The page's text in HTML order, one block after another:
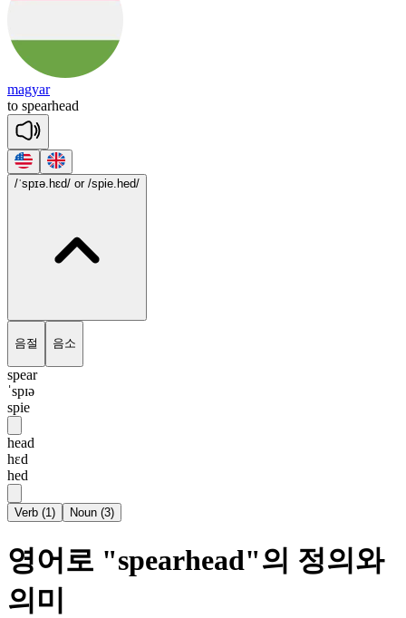
magyar
to spearhead
/ˈspɪə.hɛd/ or /spie.hed/
음절 음소
spear
ˈspɪə
spie
head
hɛd
hed
Verb (1) Noun (3)
영어로 "spearhead"의 정의와
의미